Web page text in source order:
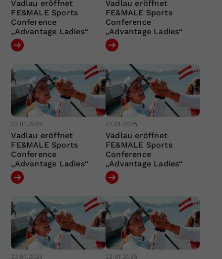
Vadlau eröffnet
FE&MALE Sports
Conference
„Advantage Ladies“
Vadlau eröffnet
FE&MALE Sports
Conference
„Advantage Ladies“
22.01.2025
Vadlau eröffnet
FE&MALE Sports
Conference
„Advantage Ladies“
22.01.2025
Vadlau eröffnet
FE&MALE Sports
Conference
„Advantage Ladies“
22.01.2025 22.01.2025